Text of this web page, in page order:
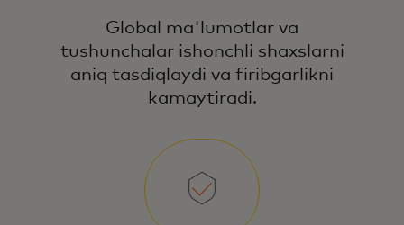
Global ma'lumotlar va
tushunchalar ishonchli shaxslarni
aniq tasdiqlaydi va firibgarlikni
kamaytiradi.